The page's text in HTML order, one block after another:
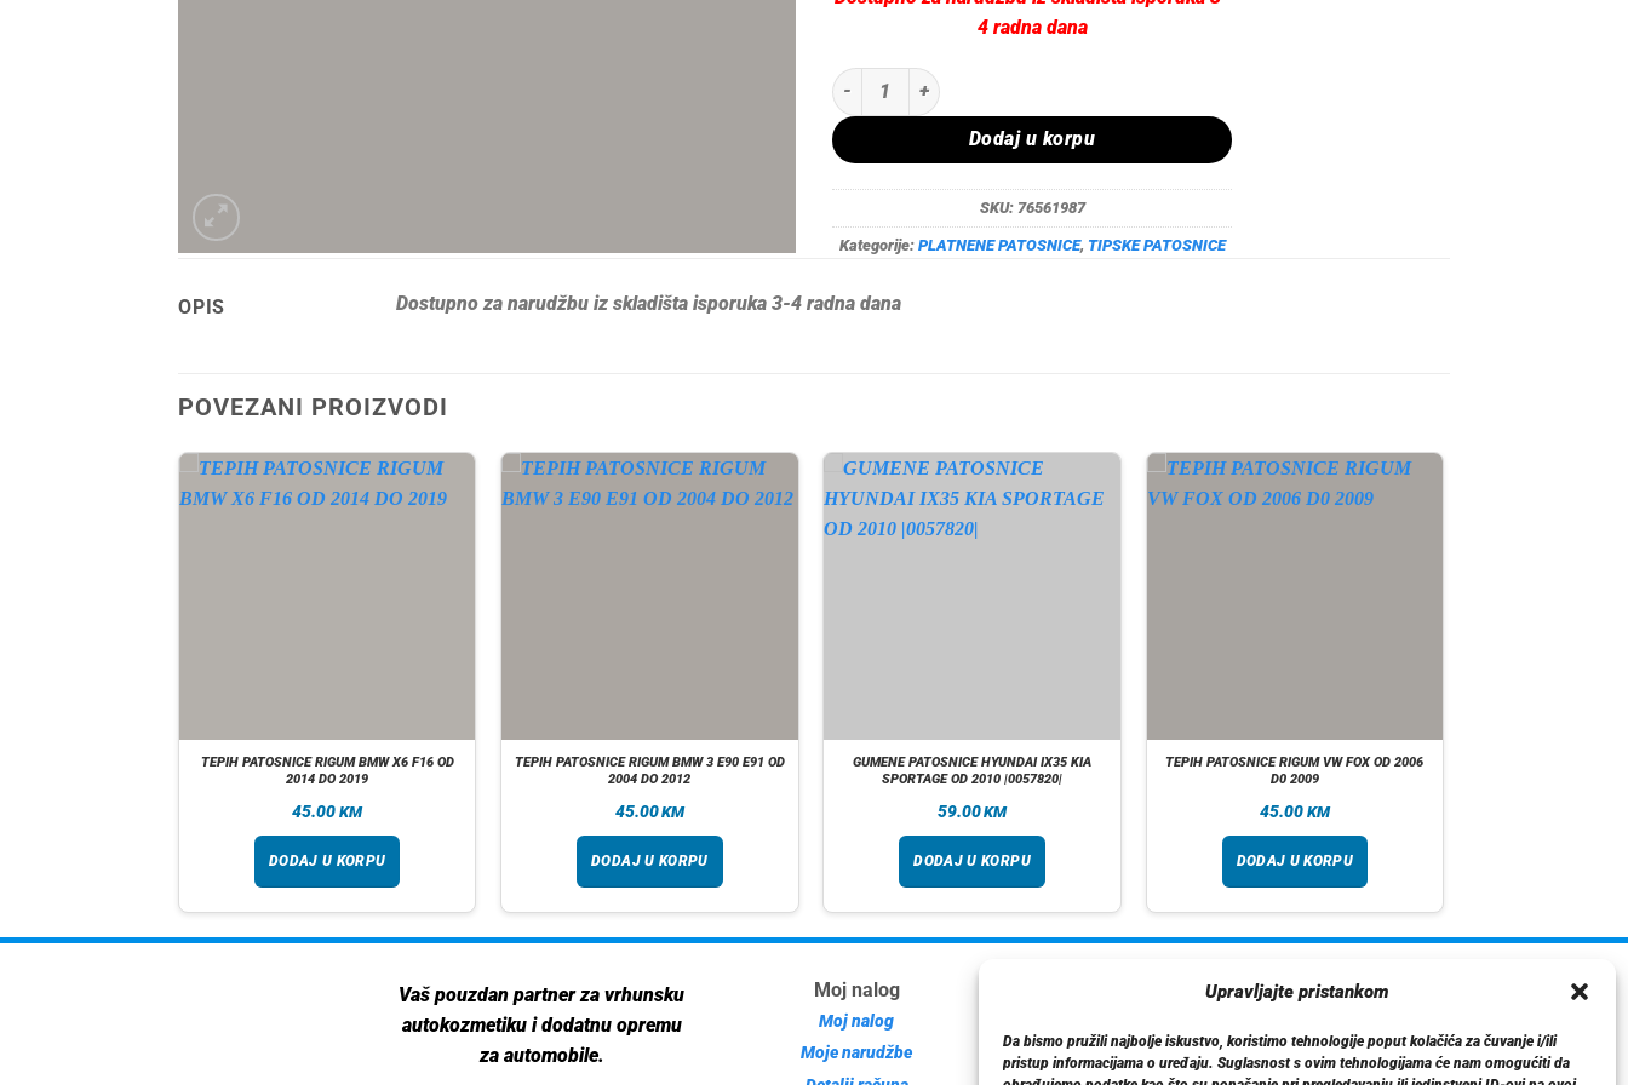
Upravljajte pristankom
Da bismo pružili najbolje iskustvo, koristimo tehnologije poput kolačića za čuvanje i/ili
pristup informacijama o uređaju. Suglasnost s ovim tehnologijama će nam omogućiti da
4 radna dana
TEPIH PATOSNICE RIGUM VW TIGUAN ALLSPACE OD 2017 količina
Dodaj u korpu
SKU: 76561987
Kategorije: PLATNENE PATOSNICE, TIPSKE PATOSNICE
OPIS Dostupno za narudžbu iz skladišta isporuka 3-4 radna dana
POVEZANI PROIZVODI
TEPIH PATOSNICE RIGUM BMW X6 F16 OD
2014 DO 2019
45.00 KM
DODAJ U KORPU
TEPIH PATOSNICE RIGUM BMW 3 E90 E91 OD
2004 DO 2012
45.00KM
DODAJ U KORPU
GUMENE PATOSNICE HYUNDAI IX35 KIA
SPORTAGE OD 2010 |0057820|
59.00KM
DODAJ U KORPU
TEPIH PATOSNICE RIGUM VW FOX OD 2006
D0 2009
45.00 KM
DODAJ U KORPU
Vaš pouzdan partner za vrhunsku
autokozmetiku i dodatnu opremu
za automobile.
Moj nalog
Moj nalog
Moje narudžbe
Dostava